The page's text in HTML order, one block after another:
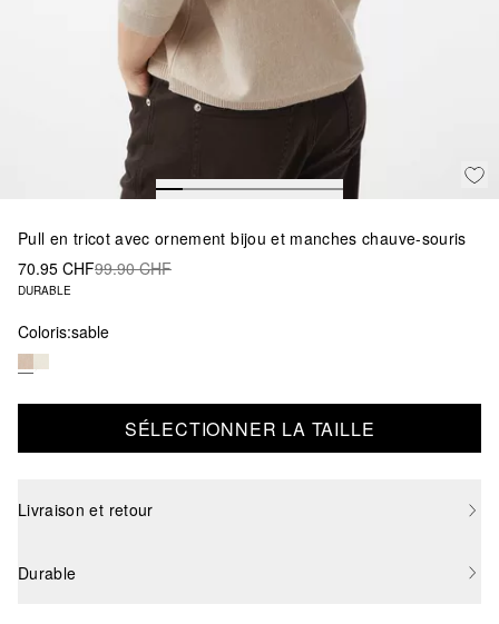
Pull en tricot avec ornement bijou et manches chauve-souris
70.95 CHF99.90 CHF
DURABLE
Coloris:sable
SÉLECTIONNER LA TAILLE
Livraison et retour
Durable